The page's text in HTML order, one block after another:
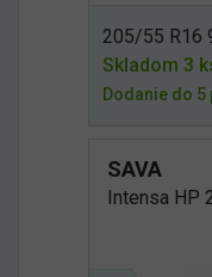
205/55 R16
Skladom 3
Dodanie do
SAVA
Intensa HP